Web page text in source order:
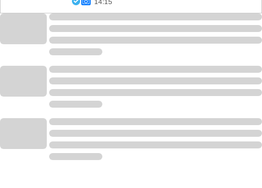
14:15